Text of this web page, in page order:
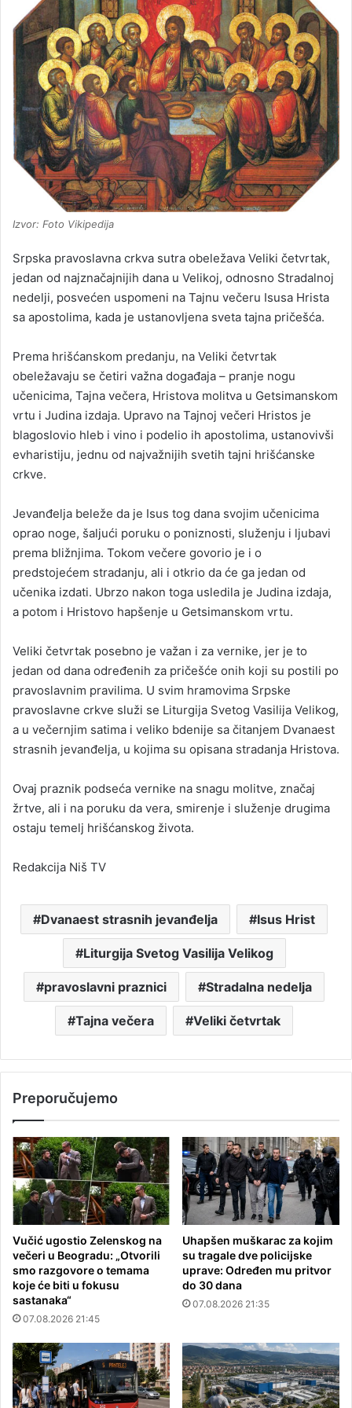
Izvor: Foto Vikipedija
Srpska pravoslavna crkva sutra obeležava Veliki četvrtak,
jedan od najznačajnijih dana u Velikoj, odnosno Stradalnoj
nedelji, posvećen uspomeni na Tajnu večeru Isusa Hrista
sa apostolima, kada je ustanovljena sveta tajna pričešća.
Prema hrišćanskom predanju, na Veliki četvrtak
obeležavaju se četiri važna događaja – pranje nogu
učenicima, Tajna večera, Hristova molitva u Getsimanskom
vrtu i Judina izdaja. Upravo na Tajnoj večeri Hristos je
blagoslovio hleb i vino i podelio ih apostolima, ustanovivši
evharistiju, jednu od najvažnijih svetih tajni hrišćanske
crkve.
Jevanđelja beleže da je Isus tog dana svojim učenicima
oprao noge, šaljući poruku o poniznosti, služenju i ljubavi
prema bližnjima. Tokom večere govorio je i o
predstojećem stradanju, ali i otkrio da će ga jedan od
učenika izdati. Ubrzo nakon toga usledila je Judina izdaja,
a potom i Hristovo hapšenje u Getsimanskom vrtu.
Veliki četvrtak posebno je važan i za vernike, jer je to
jedan od dana određenih za pričešće onih koji su postili po
pravoslavnim pravilima. U svim hramovima Srpske
pravoslavne crkve služi se Liturgija Svetog Vasilija Velikog,
a u večernjim satima i veliko bdenije sa čitanjem Dvanaest
strasnih jevanđelja, u kojima su opisana stradanja Hristova.
Ovaj praznik podseća vernike na snagu molitve, značaj
žrtve, ali i na poruku da vera, smirenje i služenje drugima
ostaju temelj hrišćanskog života.
Redakcija Niš TV
Dvanaest strasnih jevanđelja Isus Hrist
Liturgija Svetog Vasilija Velikog
pravoslavni praznici Stradalna nedelja
Tajna večera Veliki četvrtak
Preporučujemo
Vučić ugostio Zelenskog na
večeri u Beogradu: „Otvorili
smo razgovore o temama
koje će biti u fokusu
sastanaka“
07.08.2026 21:45
Uhapšen muškarac za kojim
su tragale dve policijske
uprave: Određen mu pritvor
do 30 dana
07.08.2026 21:35